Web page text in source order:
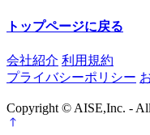
トップページに戻る
会社紹介 利用規約
プライバシーポリシー
Copyright © AISE,Inc. - All